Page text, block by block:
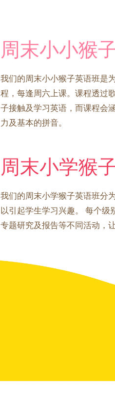
周末小小猴
我们的周末小小猴子英语班是
程，每逢周六上课。课程透过
子接触及学习英语，而课程会
力及基本的拼音。
周末小学猴
我们的周末小学猴子英语班分
以引起学生学习兴趣。 每个级
专题研究及报告等不同活动，